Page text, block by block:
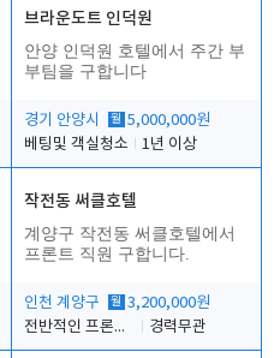
브라운도트 인덕원
안양 인덕원 호텔에서 주간 부
부팀을 구합니다
경기 안양시 월 5,000,000원
베팅및 객실청소
1년 이상
작전동 써클호텔
계양구 작전동 써클호텔에서
프론트 직원 구합니다.
인천 계양구 월 3,200,000원
전반적인 프론트 업무
경력무관